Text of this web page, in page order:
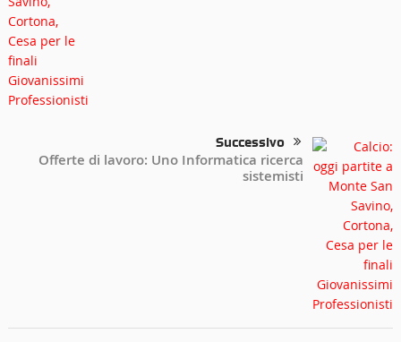
Successivo
Offerte di lavoro: Uno Informatica ricerca
sistemisti